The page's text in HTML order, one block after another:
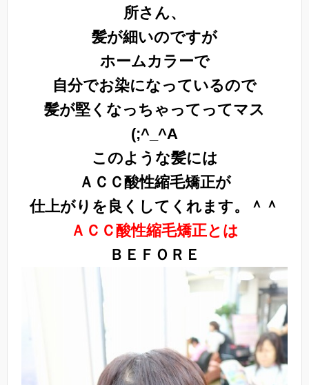
所さん、
髪が細いのですが
ホームカラーで
自分でお染になっているので
髪が堅くなっちゃってってマス
(;^_^A
このような髪には
ＡＣＣ酸性縮毛矯正が
仕上がりを良くしてくれます。＾＾
ＡＣＣ酸性縮毛矯正とは
ＢＥＦＯＲＥ